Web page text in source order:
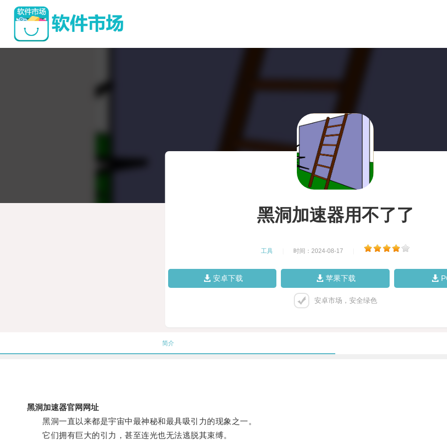
黑洞加速器用不了了
工具 时间：2024-08-17
安卓下载 苹果下载
安卓市场，安全绿色
简介
黑洞加速器官网网址
黑洞一直以来都是宇宙中最神秘和最具吸引力的现象之一。
它们拥有巨大的引力，甚至连光也无法逃脱其束缚。